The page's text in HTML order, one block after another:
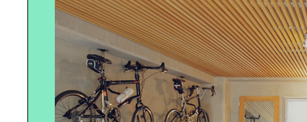
モノを空間と場所から見た、もう一
つの｜「ミラノ・デザインウィー
ク」